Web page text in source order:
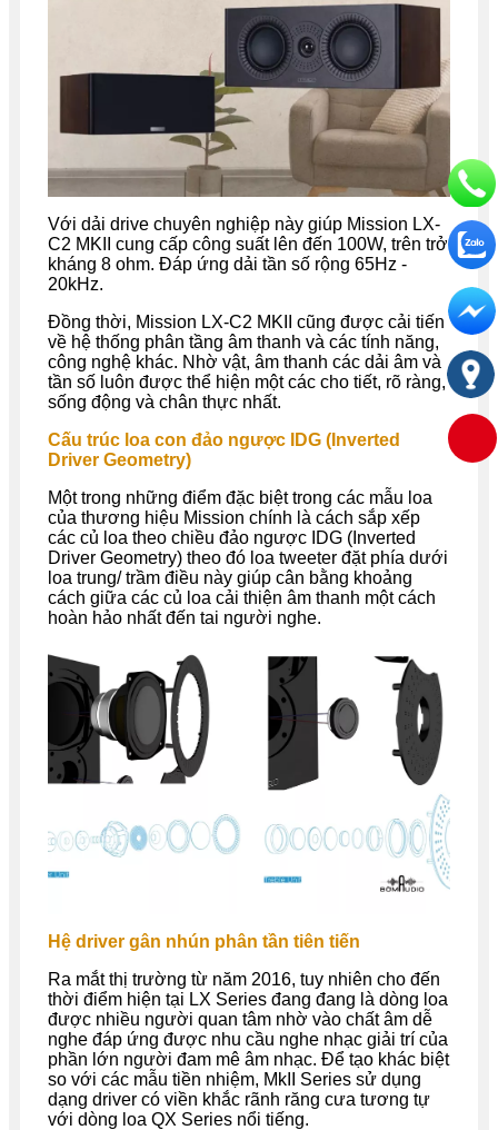
Với dải drive chuyên nghiệp này giúp Mission LX-
C2 MKII cung cấp công suất lên đến 100W, trên trở
kháng 8 ohm. Đáp ứng dải tần số rộng 65Hz -
20kHz.
Đồng thời, Mission LX-C2 MKII cũng được cải tiến
về hệ thống phân tầng âm thanh và các tính năng,
công nghệ khác. Nhờ vật, âm thanh các dải âm và
tần số luôn được thể hiện một các cho tiết, rõ ràng,
sống động và chân thực nhất.
Cấu trúc loa con đảo ngược IDG (Inverted
Driver Geometry)
Một trong những điểm đặc biệt trong các mẫu loa
của thương hiệu Mission chính là cách sắp xếp
các củ loa theo chiều đảo ngược IDG (Inverted
Driver Geometry) theo đó loa tweeter đặt phía dưới
loa trung/ trầm điều này giúp cân bằng khoảng
cách giữa các củ loa cải thiện âm thanh một cách
hoàn hảo nhất đến tai người nghe.
Hệ driver gân nhún phân tần tiên tiến
Ra mắt thị trường từ năm 2016, tuy nhiên cho đến
thời điểm hiện tại LX Series đang đang là dòng loa
được nhiều người quan tâm nhờ vào chất âm dễ
nghe đáp ứng được nhu cầu nghe nhạc giải trí của
phần lớn người đam mê âm nhạc. Để tạo khác biệt
so với các mẫu tiền nhiệm, MkII Series sử dụng
dạng driver có viền khắc rãnh răng cưa tương tự
với dòng loa QX Series nổi tiếng.